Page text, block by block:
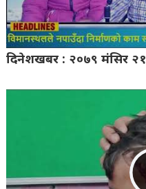
दिनेशखबर : २०७९ मंसिर २१